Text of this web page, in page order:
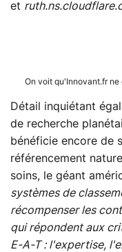
et
On voit qu'Innovant.fr
Détail inquiétant
de recherche
bénéficie encore de
référencement
soins, le géant
systèmes de
récompenser les
qui répondent aux
E-A-T : l'expertise,